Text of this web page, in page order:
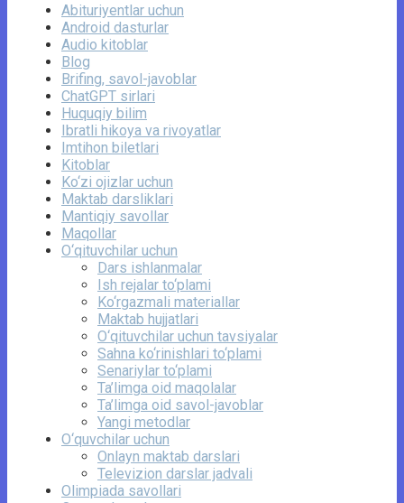
Abituriyentlar uchun
Android dasturlar
Audio kitoblar
Blog
Brifing, savol-javoblar
ChatGPT sirlari
Huquqiy bilim
Ibratli hikoya va rivoyatlar
Imtihon biletlari
Kitoblar
Ko‘zi ojizlar uchun
Maktab darsliklari
Mantiqiy savollar
Maqollar
O‘qituvchilar uchun
Dars ishlanmalar
Ish rejalar to‘plami
Ko‘rgazmali materiallar
Maktab hujjatlari
O‘qituvchilar uchun tavsiyalar
Sahna ko‘rinishlari to‘plami
Senariylar to‘plami
Ta’limga oid maqolalar
Ta’limga oid savol-javoblar
Yangi metodlar
O‘quvchilar uchun
Onlayn maktab darslari
Televizion darslar jadvali
Olimpiada savollari